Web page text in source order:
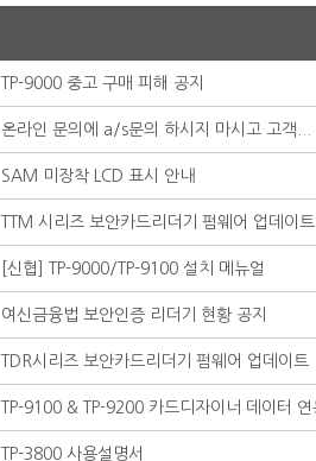
TP-9000 중고 구매 피해 공지
온라인 문의에 a/s문의 하시지 마시고 고객...
SAM 미장착 LCD 표시 안내
TTM 시리즈 보안카드리더기 펌웨어 업데이
[신협] TP-9000/TP-9100 설치 메뉴얼
여신금융법 보안인증 리더기 현황 공지
TDR시리즈 보안카드리더기 펌웨어 업데이트
TP-9100 & TP-9200 카드디자이너 데이터
TP-3800 사용설명서